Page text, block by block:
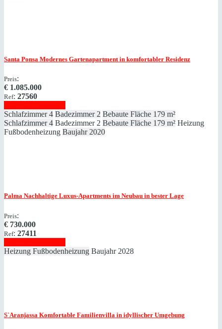
Santa Ponsa Modernes Gartenapartment in komfortabler Residenz
Preis:
€ 1.085.000
Ref: 27560
Schlafzimmer 4 Badezimmer 2 Bebaute Fläche 179 m²
Schlafzimmer 4 Badezimmer 2 Bebaute Fläche 179 m² Heizung
Fußbodenheizung Baujahr 2020
Palma Nachhaltige Luxus-Apartments im Neubau in bester Lage
Preis:
€ 730.000
Ref: 27411
Heizung Fußbodenheizung Baujahr 2028
S`Aranjassa Komfortable Familienvilla in idyllischer Umgebung